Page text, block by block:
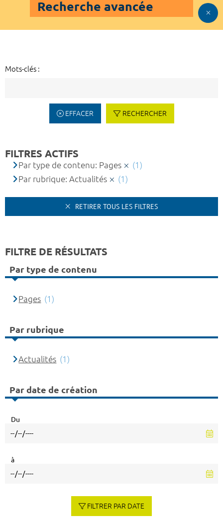
Recherche avancée
Mots-clés :
EFFACER RECHERCHER
FILTRES ACTIFS
Par type de contenu: Pages
(1)
Par rubrique: Actualités
(1)
RETIRER TOUS LES FILTRES
FILTRE DE RÉSULTATS
Par type de contenu
Pages (1)
Par rubrique
Actualités (1)
Par date de création
Du
à
FILTRER PAR DATE